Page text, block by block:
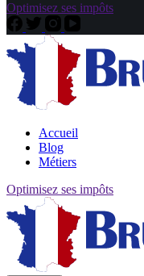
Optimisez ses impôts
Accueil
Blog
Métiers
Optimisez ses impôts